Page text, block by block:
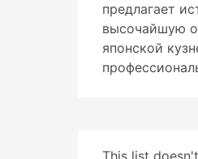
предлагает
высочайшую
японской
This list